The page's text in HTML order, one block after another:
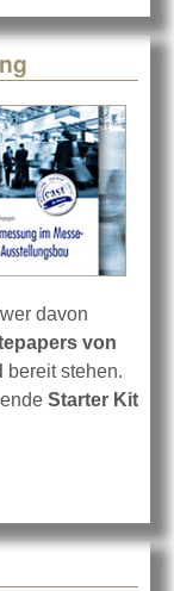
davon
von
bereit stehen.
Starter Kit